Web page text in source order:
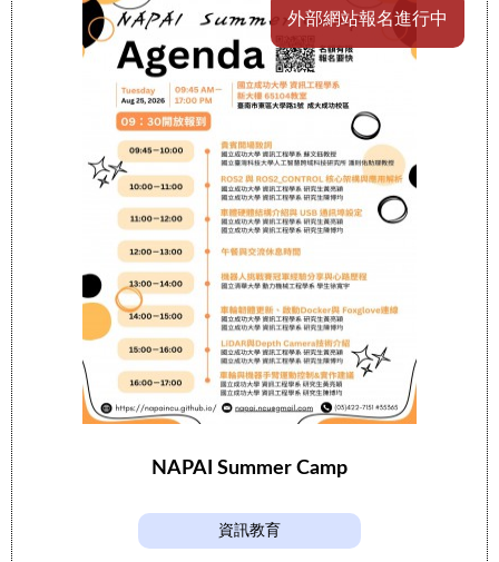
外部網站報名進行中
NAPAI Summer Camp
資訊教育